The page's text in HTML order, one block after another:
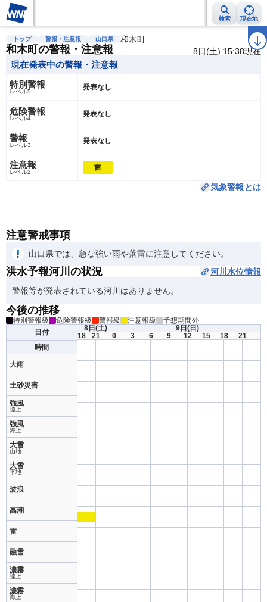
検索 現在地
雨雲レーダー 台風情報 地震情報 ラ
トップ 警報・注意報 山口県 和木町
和木町の警報・注意報 8日(土) 15:38現在
現在発表中の警報・注意報
特別警報
レベル5 発表なし
危険警報
レベル4 発表なし
警報
レベル3 発表なし
注意報
レベル2 雷
気象警報とは
注意警戒事項
山口県では、急な強い雨や落雷に注意してください。
洪水予報河川の状況
河川水位情報
警報等が発表されている河川はありません。
今後の推移
特別警報級 危険警報級 警報級 注意報級
予想期間外
日付
時間
大雨
土砂災害
強風
陸上
強風
海上
大雪
山地
大雪
平地
波浪
高潮
雷
融雪
濃霧
陸上
濃霧
海上
8日 (土)
18
21
9日 (日)
0
3 6 9 12 15 18 21